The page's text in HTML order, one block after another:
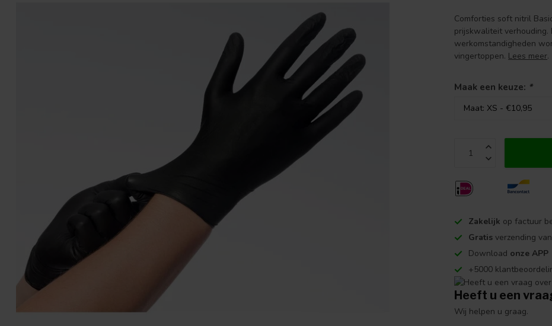
Comforties soft nitril
prijskwaliteit verhouding.
werkomstandigheden
vingertoppen. Lees meer.
Maak een keuze: *
Zakelijk op factuur
Gratis verzending
Download onze APP
+5000
Heeft u een
Wij helpen u graag.